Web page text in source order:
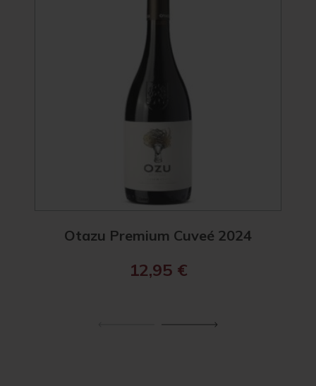
Otazu Premium Cuveé 2024
12,95 €